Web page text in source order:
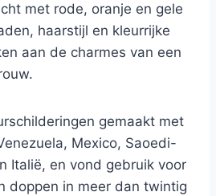
met rode, oranje en gele
haarstijl en kleurrijke
aan de charmes van een
gemaakt met
Mexico, Saoedi-
Italië, en vond gebruik voor
doppen in meer dan twintig